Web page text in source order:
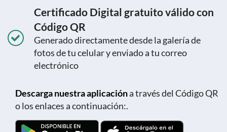
Certificado Digital gratuito válido con
Código QR
Generado directamente desde la galería de
fotos de tu celular y enviado a tu correo
electrónico
Descarga nuestra aplicacióna través del Código QR
o los enlaces a continuación:.